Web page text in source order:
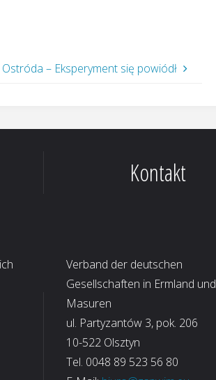
Ostróda – Eksperyment się powiódł
Kontakt
Verband der deutschen
Gesellschaften in Ermland und
Masuren
ul. Partyzantów 3, pok. 206
10-522 Olsztyn
Tel. 0048 89 523 56 80